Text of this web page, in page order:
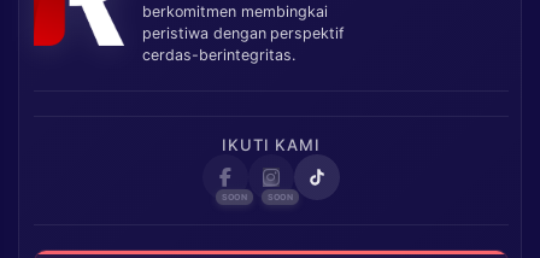
berkomitmen membingkai
peristiwa dengan perspektif
cerdas-berintegritas.
IKUTI KAMI